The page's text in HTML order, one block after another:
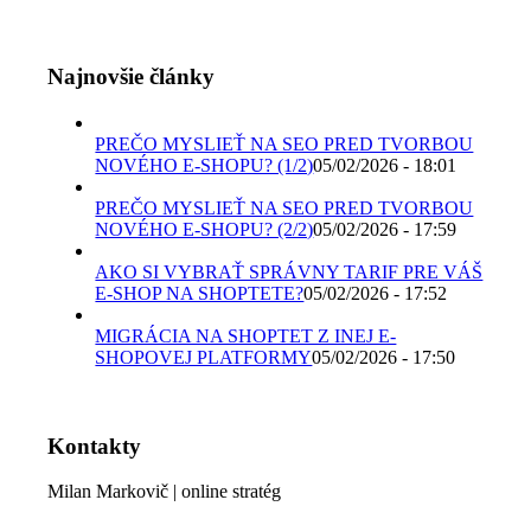
Najnovšie články
PREČO MYSLIEŤ NA SEO PRED TVORBOU
NOVÉHO E-SHOPU? (1/2)05/02/2026 - 18:01
PREČO MYSLIEŤ NA SEO PRED TVORBOU
NOVÉHO E-SHOPU? (2/2)05/02/2026 - 17:59
AKO SI VYBRAŤ SPRÁVNY TARIF PRE VÁŠ
E-SHOP NA SHOPTETE?05/02/2026 - 17:52
MIGRÁCIA NA SHOPTET Z INEJ E-
SHOPOVEJ PLATFORMY05/02/2026 - 17:50
Kontakty
Milan Markovič | online stratég